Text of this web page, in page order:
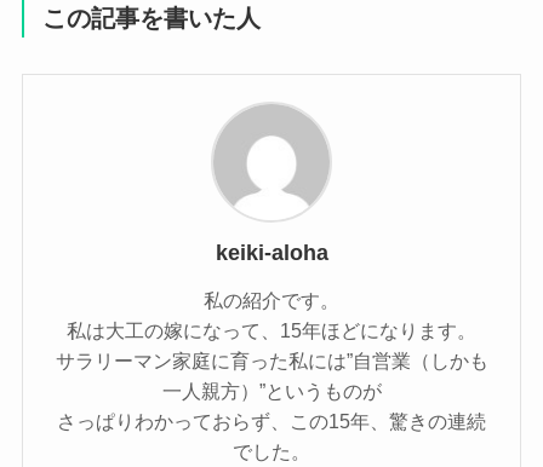
この記事を書いた人
keiki-aloha
私の紹介です。
私は大工の嫁になって、15年ほどになります。
サラリーマン家庭に育った私には”自営業（しかも
一人親方）”というものが
さっぱりわかっておらず、この15年、驚きの連続
でした。